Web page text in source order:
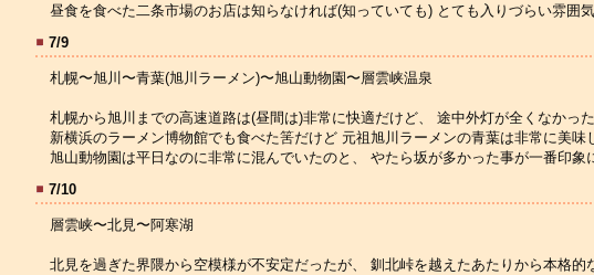
昼食を食べた二条市場のお店は知らなければ(知っていても) とても入りづらい雰囲気
7/9
札幌〜旭川〜青葉(旭川ラーメン)〜旭山動物園〜層雲峡温泉
札幌から旭川までの高速道路は(昼間は)非常に快適だけど、 途中外灯が全くなかっ
新横浜のラーメン博物館でも食べた筈だけど 元祖旭川ラーメンの青葉は非常に美味
旭山動物園は平日なのに非常に混んでいたのと、 やたら坂が多かった事が一番印象
7/10
層雲峡〜北見〜阿寒湖
北見を過ぎた界隈から空模様が不安定だったが、 釧北峠を越えたあたりから本格的